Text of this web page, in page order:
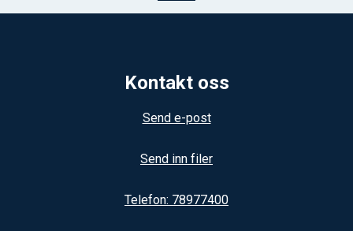
Kontakt oss
Send e-post
Send inn filer
Telefon: 78977400